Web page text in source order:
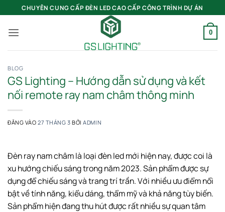
qua
nội
CHUYÊN CUNG CẤP ĐÈN LED CAO CẤP CÔNG TRÌNH DỰ ÁN
0
BLOG
GS Lighting – Hướng dẫn sử dụng và kết
nối remote ray nam châm thông minh
ĐĂNG VÀO 27 THÁNG 3 BỞIADMIN
Đèn ray nam châm là loại đèn led mới hiện nay, được coi là
xu hướng chiếu sáng trong năm 2023. Sản phẩm được sự
dụng để chiếu sáng và trang trí trần. Với nhiều ưu điểm nổi
bật về tính năng, kiểu dáng, thẩm mỹ và khả năng tùy biến.
Sản phẩm hiện đang thu hút được rất nhiều sự quan tâm